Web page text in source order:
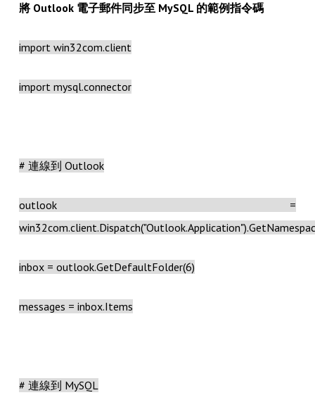
將 Outlook 電子郵件同步至 MySQL 的範例指令碼
import win32com.client
import mysql.connector
# 連線到 Outlook
outlook =
inbox = outlook.GetDefaultFolder(6)
messages = inbox.Items
# 連線到 MySQL